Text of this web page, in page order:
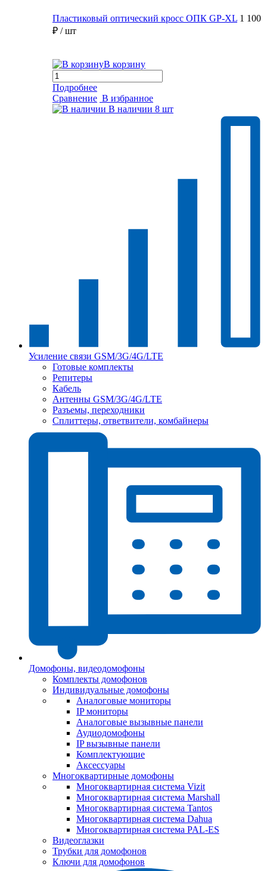
Пластиковый оптический кросс ОПК GP-XL 1 100
₽ / шт
В корзину
Подробнее
Сравнение В избранное
В наличии 8 шт
Усиление связи GSM/3G/4G/LTE
Готовые комплекты
Репитеры
Кабель
Антенны GSM/3G/4G/LTE
Разъемы, переходники
Сплиттеры, ответвители, комбайнеры
Домофоны, видеодомофоны
Комплекты домофонов
Индивидуальные домофоны
Аналоговые мониторы
IP мониторы
Аналоговые вызывные панели
Аудиодомофоны
IP вызывные панели
Комплектующие
Аксессуары
Многоквартирные домофоны
Многоквартирная система Vizit
Многоквартирная система Marshall
Многоквартирная система Tantos
Многоквартирная система Dahua
Многоквартирная система PAL-ES
Видеоглазки
Трубки для домофонов
Ключи для домофонов